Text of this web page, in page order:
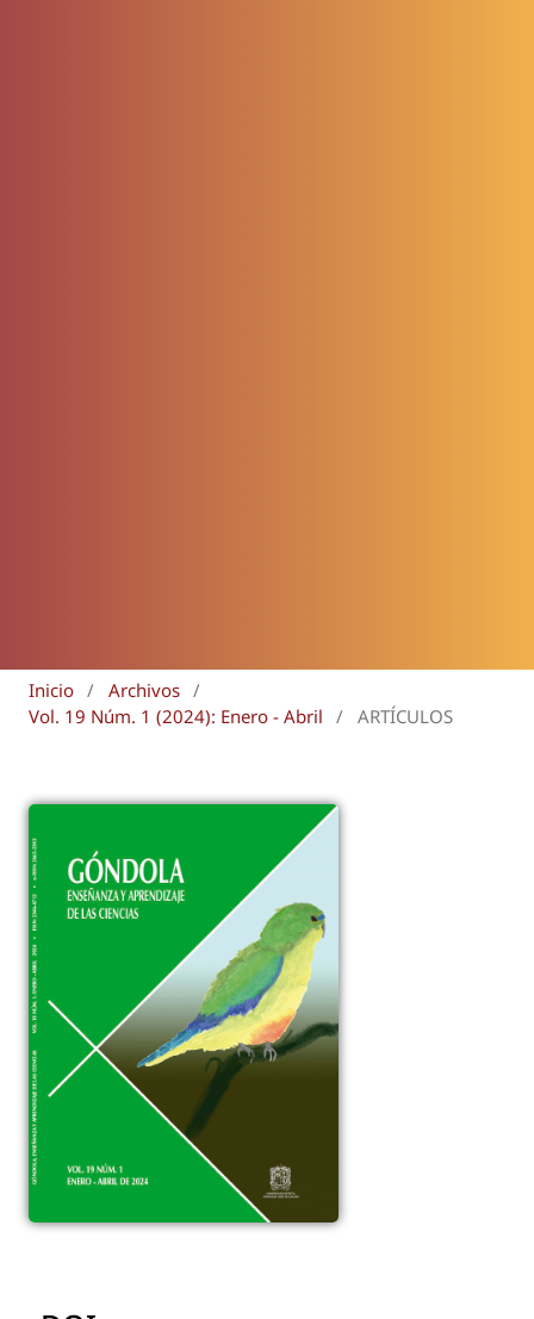
Inicio / Archivos /
Vol. 19 Núm. 1 (2024): Enero - Abril
/ ARTÍCULOS